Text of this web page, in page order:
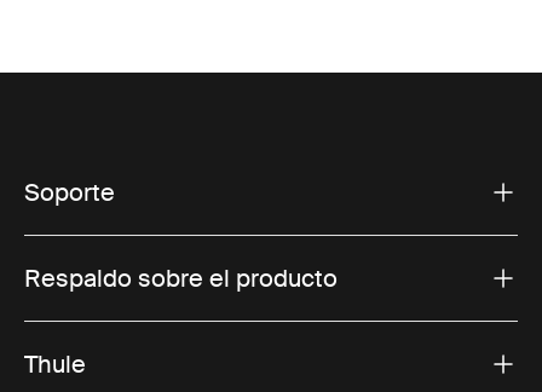
Soporte
Respaldo sobre el producto
Thule